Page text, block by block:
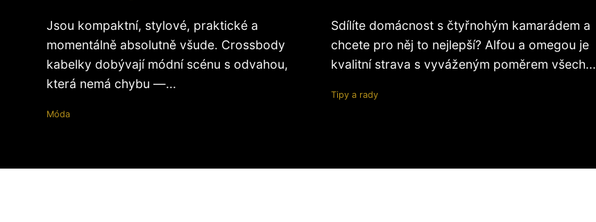
Jsou kompaktní, stylové, praktické a
momentálně absolutně všude. Crossbody
kabelky dobývají módní scénu s odvahou,
která nemá chybu —...
Móda
Sdílíte domácnost s čtyřnohým kamarádem a
chcete pro něj to nejlepší? Alfou a omegou je
kvalitní strava s vyváženým poměrem všech...
Tipy a rady